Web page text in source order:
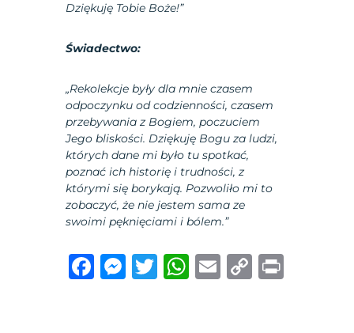
Dziękuję Tobie Boże!”
Świadectwo:
„Rekolekcje były dla mnie czasem
odpoczynku od codzienności, czasem
przebywania z Bogiem, poczuciem
Jego bliskości. Dziękuję Bogu za ludzi,
których dane mi było tu spotkać,
poznać ich historię i trudności, z
którymi się borykają. Pozwoliło mi to
zobaczyć, że nie jestem sama ze
swoimi pęknięciami i bólem.”
F
M T
W E
C